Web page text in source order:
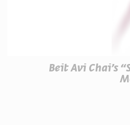
Beit Avi Chai's